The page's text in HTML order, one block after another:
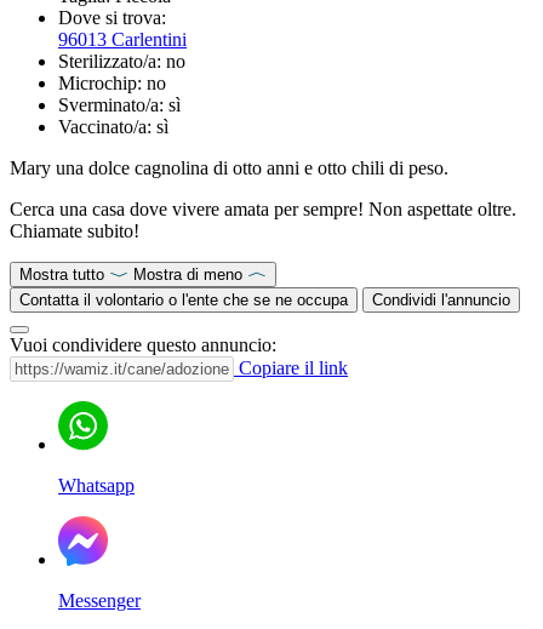
Dove si trova:
96013 Carlentini
Sterilizzato/a: no
Microchip: no
Sverminato/a: sì
Vaccinato/a: sì
Mary una dolce cagnolina di otto anni e otto chili di peso.
Cerca una casa dove vivere amata per sempre! Non aspettate oltre.
Chiamate subito!
Mostra tutto
Mostra di meno
Contatta il volontario o l'ente che se ne occupa
Condividi l'annuncio
Vuoi condividere questo annuncio:
Copiare il link
Whatsapp
Messenger